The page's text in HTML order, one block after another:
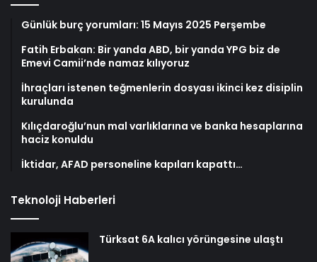
Günlük burç yorumları: 15 Mayıs 2025 Perşembe
Fatih Erbakan: Bir yanda ABD, bir yanda YPG biz de
Emevi Camii’nde namaz kılıyoruz
İhraçları istenen teğmenlerin dosyası ikinci kez disiplin
kurulunda
Kılıçdaroğlu’nun mal varlıklarına ve banka hesaplarına
haciz konuldu
İktidar, AFAD personeline kapıları kapattı…
Teknoloji Haberleri
Türksat 6A kalıcı yörüngesine ulaştı